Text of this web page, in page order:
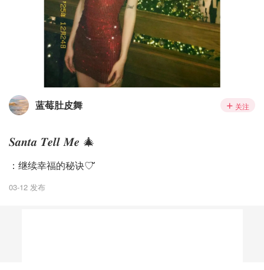
蓝莓肚皮舞 关注
𝑺𝒂𝒏𝒕𝒂 𝑻𝒆𝒍𝒍 𝑴𝒆 🎄
：继续幸福的秘诀♡ ̆̈
03-12 发布